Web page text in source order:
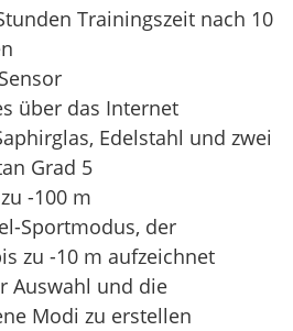
Trainingszeit nach 10
über das Internet
Edelstahl und zwei
Grad 5
-100 m
Sportmodus, der
zu -10 m aufzeichnet
Auswahl und die
Modi zu erstellen